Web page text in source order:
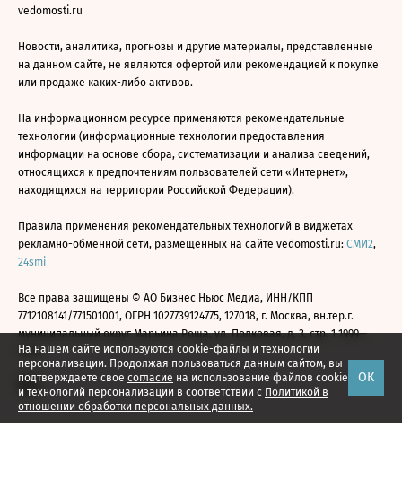
На нашем сайте используются cookie-файлы и технологии
персонализации. Продолжая пользоваться данным сайтом, вы
подтверждаете свое согласие на использование файлов cookie
и технологий персонализации в соответствии с Политикой в
отношении обработки персональных данных.
ОК
vedomosti.ru
Новости, аналитика, прогнозы и другие материалы, представленные
на данном сайте, не являются офертой или рекомендацией к покупке
или продаже каких-либо активов.
На информационном ресурсе применяются рекомендательные
технологии (информационные технологии предоставления
информации на основе сбора, систематизации и анализа сведений,
относящихся к предпочтениям пользователей сети «Интернет»,
находящихся на территории Российской Федерации).
Правила применения рекомендательных технологий в виджетах
рекламно-обменной сети, размещенных на сайте vedomosti.ru: СМИ2,
24smi
Все права защищены © АО Бизнес Ньюс Медиа, ИНН/КПП
7712108141/771501001, ОГРН 1027739124775, 127018, г. Москва, вн.тер.г.
муниципальный округ Марьина Роща, ул. Полковая, д. 3, стр. 1 1999—
2026